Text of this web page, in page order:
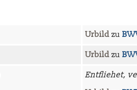
Urbild zu
Urbild zu
Entfliehet,